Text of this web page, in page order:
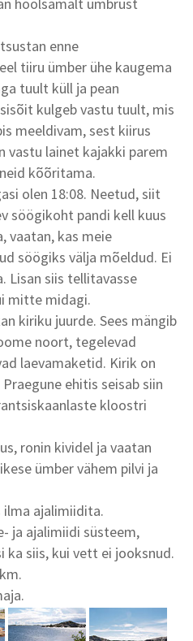
enne
tiiru ümber ühe kaugema
tuult küll ja pean
kulgeb vastu tuult, mis
meeldivam, sest kiirus
vastu lainet kajakki parem
kõõritama.
olen 18:08. Neetud, siit
söögikoht pandi kell kuus
vaatan, kas meie
söögiks välja mõeldud. Ei
Lisan siis tellitavasse
mitte midagi.
kiriku juurde. Sees mängib
noort, tegelevad
laevamaketid. Kirik on
ehitis seisab siin
kloostri
ronin kividel ja vaatan
ümber vähem pilvi ja
ilma ajalimiidita.
ja ajalimiidi süsteem,
ka siis, kui vett ei jooksnud.